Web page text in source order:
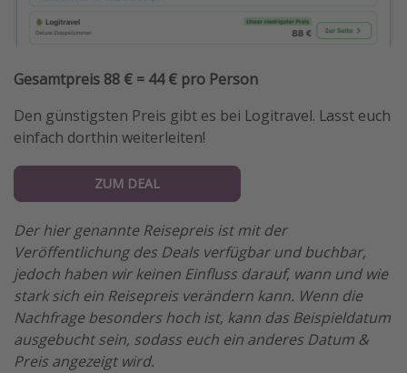
Gesamtpreis 88 € = 44 € pro Person
Den günstigsten Preis gibt es bei Logitravel. Lasst euch
einfach dorthin weiterleiten!
ZUM DEAL
Der hier genannte Reisepreis ist mit der
Veröffentlichung des Deals verfügbar und buchbar,
jedoch haben wir keinen Einfluss darauf, wann und wie
stark sich ein Reisepreis verändern kann. Wenn die
Nachfrage besonders hoch ist, kann das Beispieldatum
ausgebucht sein, sodass euch ein anderes Datum &
Preis angezeigt wird.